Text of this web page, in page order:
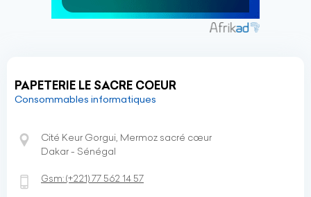
PAPETERIE LE SACRE COEUR
Consommables informatiques
Cité Keur Gorgui, Mermoz sacré cœur
Dakar - Sénégal
Gsm:(+221)77 562 14 57